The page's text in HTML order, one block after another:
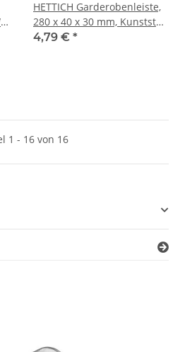
HETTICH Garderobenleiste,
280 x 40 x 30 mm, Kunststoff
Mooreiche Optik
4,79 € *
1 - 16 von 16